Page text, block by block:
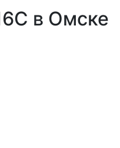
в Омске